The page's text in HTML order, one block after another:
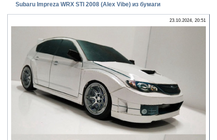
Subaru Impreza WRX STI 2008 (Alex Vibe) из бумаги
23.10.2024, 20:51